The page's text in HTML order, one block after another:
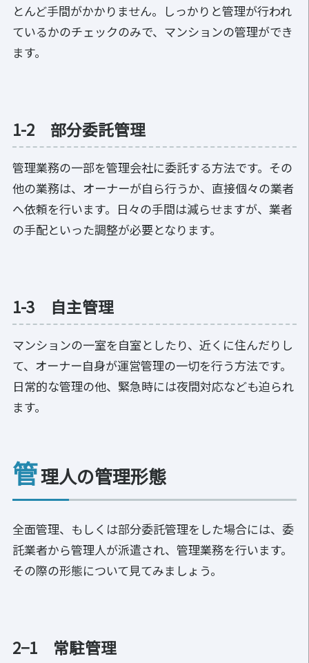
とんど手間がかかりません。しっかりと管理が行われ
ているかのチェックのみで、マンションの管理ができ
ます。
1-2 部分委託管理
管理業務の一部を管理会社に委託する方法です。その
他の業務は、オーナーが自ら行うか、直接個々の業者
へ依頼を行います。日々の手間は減らせますが、業者
の手配といった調整が必要となります。
1-3 自主管理
マンションの一室を自室としたり、近くに住んだりし
て、オーナー自身が運営管理の一切を行う方法です。
日常的な管理の他、緊急時には夜間対応なども迫られ
ます。
管理人の管理形態
全面管理、もしくは部分委託管理をした場合には、委
託業者から管理人が派遣され、管理業務を行います。
その際の形態について見てみましょう。
2−1 常駐管理